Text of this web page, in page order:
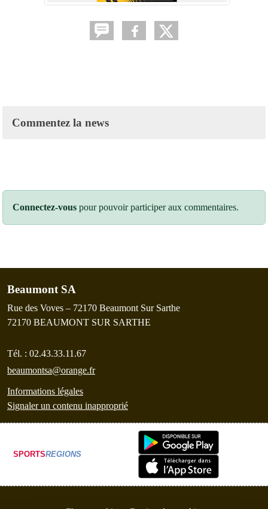
Commentez la news
Connectez-vous pour pouvoir participer aux commentaires.
Beaumont SA
Rue des Voves – 72170 Beaumont Sur Sarthe
72170 BEAUMONT SUR SARTHE
Tél. : 02.43.33.11.67
beaumontsa@orange.fr
Informations légales
Signaler un contenu inapproprié
SPORTSREGIONS